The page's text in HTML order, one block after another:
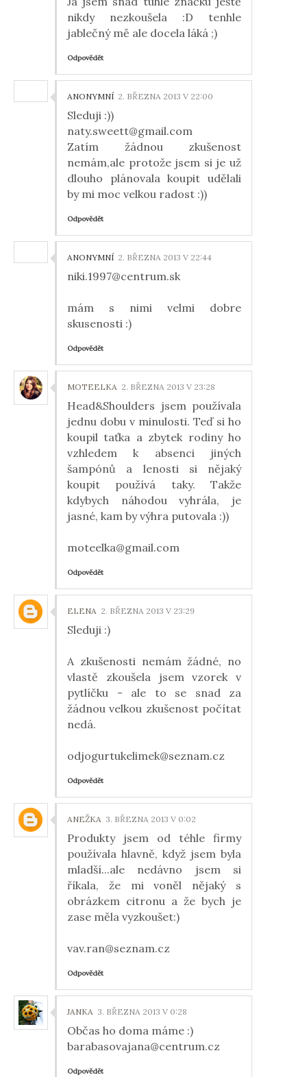
nikdy nezkoušela :D tenhle
jablečný mě ale docela láká ;)
Odpovědět
ANONYMNÍ 2. BŘEZNA 2013 V 22:00
Sleduji :))
naty.sweett@gmail.com
Zatím žádnou zkušenost
nemám,ale protože jsem si je už
dlouho plánovala koupit udělali
by mi moc velkou radost :))
Odpovědět
ANONYMNÍ 2. BŘEZNA 2013 V 22:44
niki.1997@centrum.sk
mám s nimi velmi dobre
skusenosti :)
Odpovědět
MOTEELKA 2. BŘEZNA 2013 V 23:28
Head&Shoulders jsem používala
jednu dobu v minulosti. Teď si ho
koupil taťka a zbytek rodiny ho
vzhledem k absenci jiných
šampónů a lenosti si nějaký
koupit používá taky. Takže
kdybych náhodou vyhrála, je
jasné, kam by výhra putovala :))
moteelka@gmail.com
Odpovědět
ELENA 2. BŘEZNA 2013 V 23:29
Sleduji :)
A zkušenosti nemám žádné, no
vlastě zkoušela jsem vzorek v
pytlíčku - ale to se snad za
žádnou velkou zkušenost počítat
nedá.
odjogurtukelimek@seznam.cz
Odpovědět
ANEŽKA 3. BŘEZNA 2013 V 0:02
Produkty jsem od téhle firmy
používala hlavně, když jsem byla
mladší...ale nedávno jsem si
říkala, že mi voněl nějaký s
obrázkem citronu a že bych je
zase měla vyzkoušet:)
vav.ran@seznam.cz
Odpovědět
JANKA 3. BŘEZNA 2013 V 0:28
Občas ho doma máme :)
barabasovajana@centrum.cz
Odpovědět